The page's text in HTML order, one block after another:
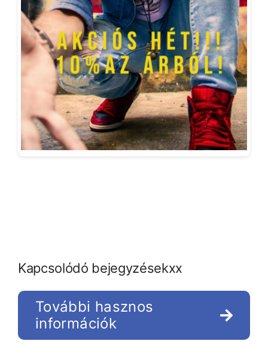
Kapcsolódó bejegyzésekxx
További hasznos
információk